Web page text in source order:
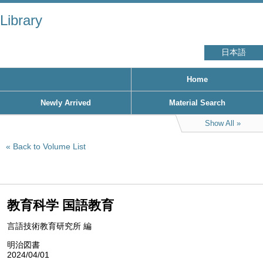
Library
日本語
Home
Newly Arrived Material Search
Show All
Back to Volume List
教育科学 国語教育
言語技術教育研究所 編
明治図書
2024/04/01